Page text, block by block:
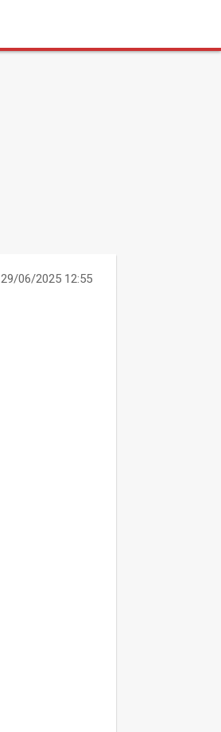
29/06/2025 12:55